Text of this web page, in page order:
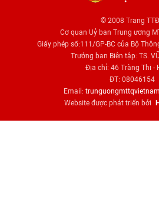
© 2008 Trang
Cơ quan Uỷ ban Trung ương
Giấy phép số:111/GP-BC của Bộ
Trưởng ban Biên tập: TS.
Địa chỉ: 46 Tràng Thi -
ĐT: 08046154
Email:
Website được phát triển bởi